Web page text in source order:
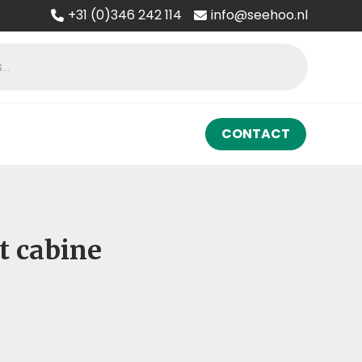
+31 (0)346 242 114 info@seehoo.nl
CONTACT
cabine